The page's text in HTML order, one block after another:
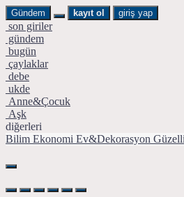
Gündem kayıt ol giriş yap
son giriler
gündem
bugün
çaylaklar
debe
ukde
Anne&Çocuk
Aşk
diğerleri
Bilim Ekonomi Ev&Dekorasyon